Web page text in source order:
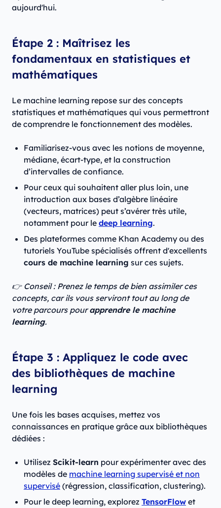
aujourd'hui.
Étape 2 : Maîtrisez les
fondamentaux en statistiques et
mathématiques
Le machine learning repose sur des concepts
statistiques et mathématiques qui vous permettront
de comprendre le fonctionnement des modèles.
Familiarisez-vous avec les notions de moyenne,
médiane, écart-type, et la construction
d’intervalles de confiance.
Pour ceux qui souhaitent aller plus loin, une
introduction aux bases d’algèbre linéaire
(vecteurs, matrices) peut s’avérer très utile,
notamment pour le deep learning.
Des plateformes comme Khan Academy ou des
tutoriels YouTube spécialisés offrent d'excellents
cours de machine learning sur ces sujets.
👉 Conseil : Prenez le temps de bien assimiler ces
concepts, car ils vous serviront tout au long de
votre parcours pourapprendre le machine
learning.
Étape 3 : Appliquez le code avec
des bibliothèques de machine
learning
Une fois les bases acquises, mettez vos
connaissances en pratique grâce aux bibliothèques
dédiées :
Utilisez Scikit-learn pour expérimenter avec des
modèles de machine learning supervisé et non
supervisé (régression, classification, clustering).
Pour le deep learning, explorez TensorFlow et